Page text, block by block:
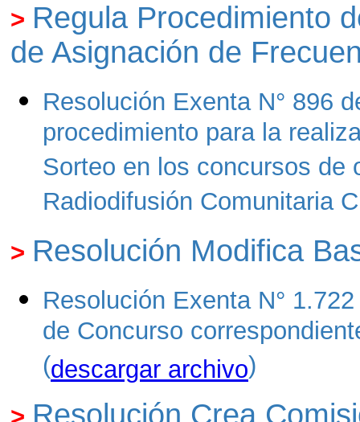
> Regula Procedimiento
de Asignación de
Resolución Exenta N° 896
procedimiento para la
Sorteo en los concursos de
Radiodifusión Comunitaria
> Resolución Modifica
Resolución Exenta N°
de Concurso
(descargar archivo)
Resolución Crea